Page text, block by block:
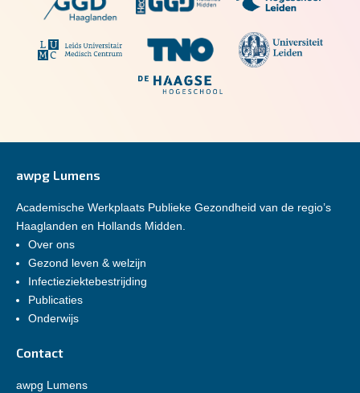
awpg Lumens
Academische Werkplaats Publieke Gezondheid van de regio’s
Haaglanden en Hollands Midden.
Over ons
Gezond leven & welzijn
Infectieziektebestrijding
Publicaties
Onderwijs
Contact
awpg Lumens